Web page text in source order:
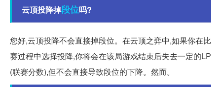
云顶投降掉段位吗?
您好,云顶投降不会直接掉段位。在云顶之弈中,如果你在比
赛过程中选择投降,你将会在该局游戏结束后失去一定的LP
(联赛分数),但不会直接导致段位的下降。然而。